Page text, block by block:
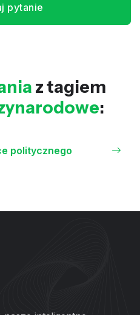
pytanie
z tagiem
:
politycznego